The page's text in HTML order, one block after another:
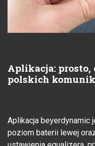
Aplikacja: prosto,
polskich
Aplikacja beyerdynamic
poziom baterii lewej